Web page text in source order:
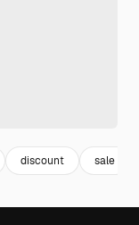
discount sale